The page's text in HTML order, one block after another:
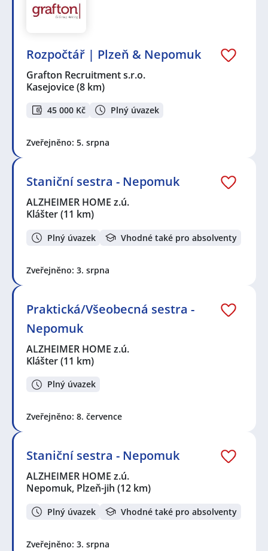
Rozpočtář | Plzeň & Nepomuk
Grafton Recruitment s.r.o.
Kasejovice(8 km)
45 000 Kč Plný úvazek
Zveřejněno: 5. srpna
Staniční sestra - Nepomuk
ALZHEIMER HOME z.ú.
Klášter(11 km)
Plný úvazek Vhodné také pro absolventy
Zveřejněno: 3. srpna
Praktická/Všeobecná sestra -
Nepomuk
ALZHEIMER HOME z.ú.
Klášter(11 km)
Plný úvazek
Zveřejněno: 8. července
Staniční sestra - Nepomuk
ALZHEIMER HOME z.ú.
Nepomuk, Plzeň-jih (12 km)
Plný úvazek Vhodné také pro absolventy
Zveřejněno: 3. srpna